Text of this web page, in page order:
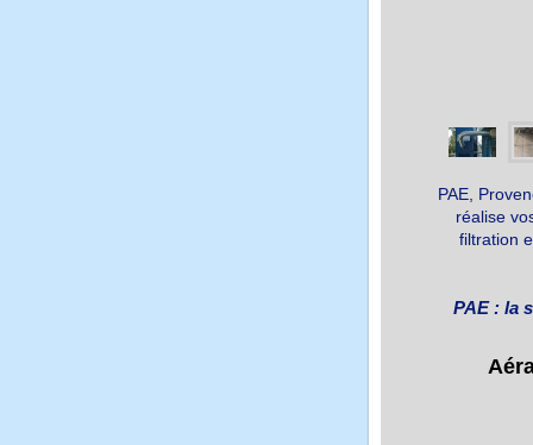
PAE,
réalise
filtration
PAE : la